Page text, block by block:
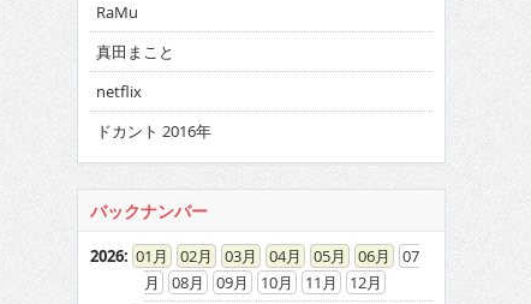
RaMu
真田まこと
netflix
ドカント 2016年
バックナンバー
2026: 01 02 03 04 05 06
07
08
09 10 11
12